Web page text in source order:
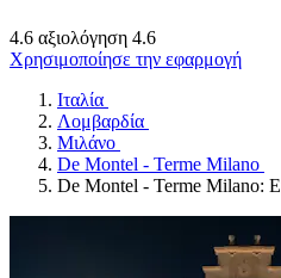
4.6 αξιολόγηση 4.6
Χρησιμοποίησε την εφαρμογή
Ιταλία
Λομβαρδία
Μιλάνο
De Montel - Terme Milano
De Montel - Terme Milano: